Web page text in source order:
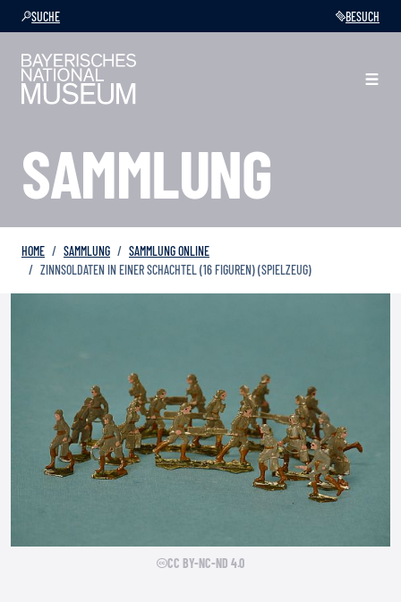
SUCHE BESUCH
SAMMLUNG
HOME SAMMLUNG
SAMMLUNG ONLINE
ZINNSOLDATEN IN EINER SCHACHTEL (16 FIGUREN) (SPIELZEUG)
CC BY-NC-ND 4.0